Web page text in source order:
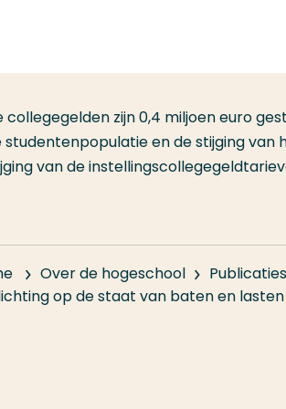
collegegelden zijn 0,4 miljoen euro
studentenpopulatie en de stijging
van de
Over de hogeschool Publicaties
op de staat van baten en lasten